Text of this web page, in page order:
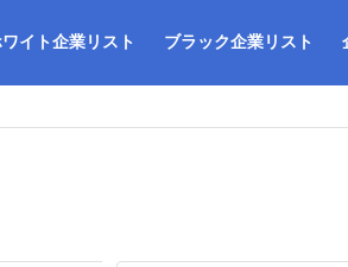
イト企業リスト ブラック企業リスト